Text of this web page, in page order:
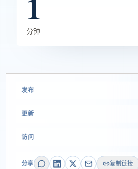
分钟
发布
更新
访问
分享 复制链接